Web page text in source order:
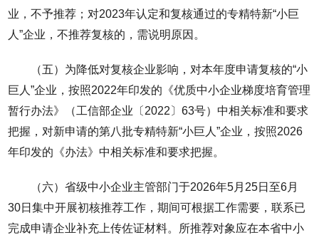
业，不予推荐；对2023年认定和复核通过的专精特新“小巨
人”企业，不推荐复核的，需说明原因。
（五）为降低对复核企业影响，对本年度申请复核的“小
巨人”企业，按照2022年印发的《优质中小企业梯度培育管理
暂行办法》（工信部企业〔2022〕63号）中相关标准和要求
把握，对新申请的第八批专精特新“小巨人”企业，按照2026
年印发的《办法》中相关标准和要求把握。
（六）省级中小企业主管部门于2026年5月25日至6月
30日集中开展初核推荐工作，期间可根据工作需要，联系已
完成申请企业补充上传佐证材料。所推荐对象应在本省中小